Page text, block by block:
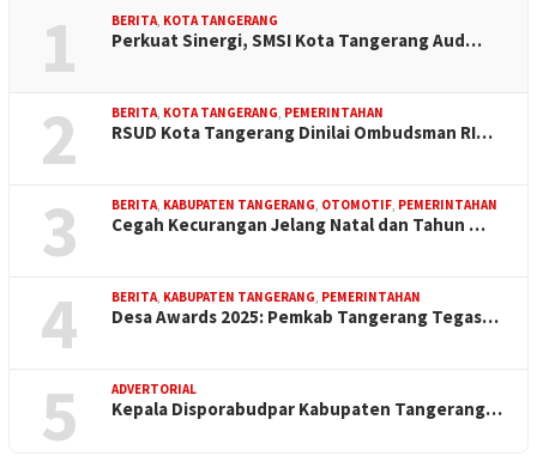
1 BERITA, KOTA TANGERANG
Perkuat Sinergi, SMSI Kota Tangerang Aud…
2 BERITA, KOTA TANGERANG, PEMERINTAHAN
RSUD Kota Tangerang Dinilai Ombudsman RI…
3 BERITA, KABUPATEN TANGERANG, OTOMOTIF, PEMERINTAHAN
Cegah Kecurangan Jelang Natal dan Tahun …
4 BERITA, KABUPATEN TANGERANG, PEMERINTAHAN
Desa Awards 2025: Pemkab Tangerang Tegas…
5 ADVERTORIAL
Kepala Disporabudpar Kabupaten Tangerang…